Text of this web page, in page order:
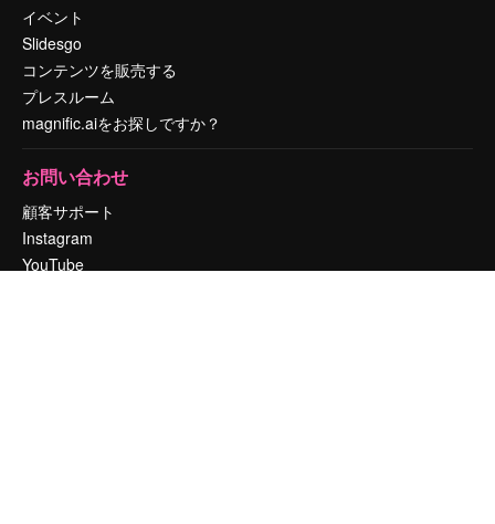
イベント
Slidesgo
コンテンツを販売する
プレスルーム
magnific.aiをお探しですか？
お問い合わせ
顧客サポート
Instagram
YouTube